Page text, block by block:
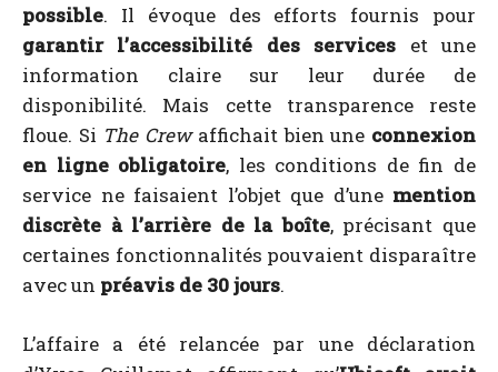
possible. Il évoque des efforts fournis pour
garantir l’accessibilité des services et une
information claire sur leur durée de
disponibilité. Mais cette transparence reste
floue. Si The Crewaffichait bien une connexion
en ligne obligatoire, les conditions de fin de
service ne faisaient l’objet que d’une mention
discrète à l’arrière de la boîte, précisant que
certaines fonctionnalités pouvaient disparaître
avec un préavis de 30 jours.
L’affaire a été relancée par une déclaration